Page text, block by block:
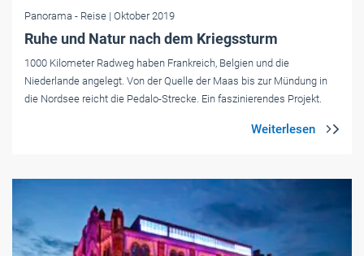
Panorama - Reise | Oktober 2019
Ruhe und Natur nach dem Kriegssturm
1000 Kilometer Radweg haben Frankreich, Belgien und die
Niederlande angelegt. Von der Quelle der Maas bis zur Mündung in
die Nordsee reicht die Pedalo-Strecke. Ein faszinierendes Projekt.